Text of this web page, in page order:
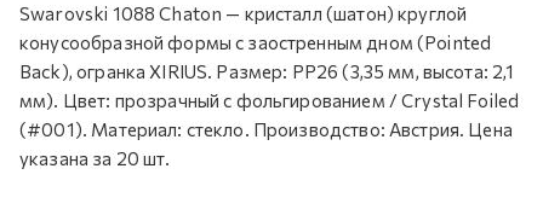
Swarovski 1088 Chaton — кристалл (шатон) круглой
конусообразной формы с заостренным дном (Pointed
Back), огранка XIRIUS. Размер: PP26 (3,35 мм, высота: 2,1
мм). Цвет: прозрачный с фольгированием / Crystal Foiled
(#001). Материал: стекло. Производство: Австрия. Цена
указана за 20 шт.